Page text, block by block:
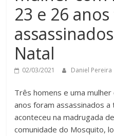
23 e 26
Natal
02/03/2021 Daniel Pereira
Três homens e uma
anos foram assassinados a
aconteceu na madrugada
comunidade do Mosquito,